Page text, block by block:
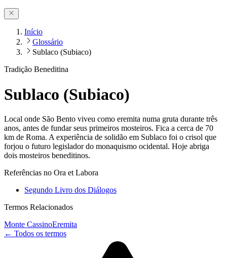
Início
Glossário
Sublaco (Subiaco)
Tradição Beneditina
Sublaco (Subiaco)
Local onde São Bento viveu como eremita numa gruta durante três
anos, antes de fundar seus primeiros mosteiros. Fica a cerca de 70
km de Roma. A experiência de solidão em Sublaco foi o crisol que
forjou o futuro legislador do monaquismo ocidental. Hoje abriga
dois mosteiros beneditinos.
Referências no Ora et Labora
Segundo Livro dos Diálogos
Termos Relacionados
Monte CassinoEremita
← Todos os termos